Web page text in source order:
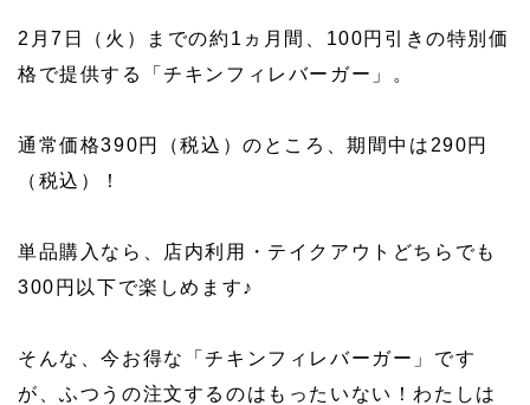
2月7日（火）までの約1ヵ月間、100円引きの特別価
格で提供する「チキンフィレバーガー」。
通常価格390円（税込）のところ、期間中は290円
（税込）！
単品購入なら、店内利用・テイクアウトどちらでも
300円以下で楽しめます♪
そんな、今お得な「チキンフィレバーガー」です
が、ふつうの注文するのはもったいない！わたしは